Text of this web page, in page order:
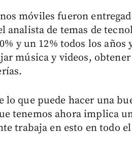
móviles fueron
analista de temas de
y un 12% todos los años
música y videos,
lo que puede hacer una
tenemos ahora implica
trabaja en esto en todo